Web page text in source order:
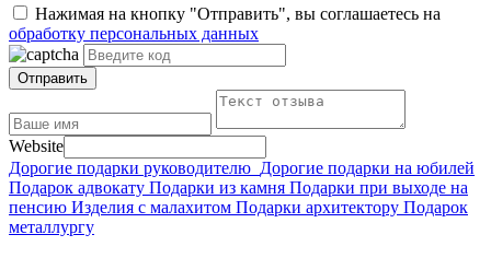
Нажимая на кнопку "Отправить", вы соглашаетесь на
обработку персональных данных
Отправить
Website
Дорогие подарки руководителю Дорогие подарки на юбилей
Подарок адвокату Подарки из камня Подарки при выходе на
пенсию Изделия с малахитом Подарки архитектору Подарок
металлургу